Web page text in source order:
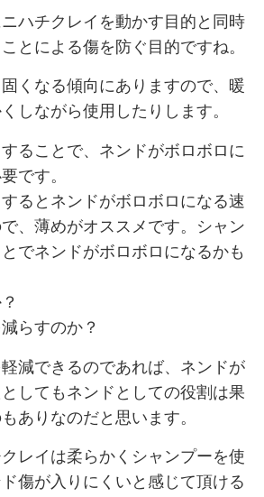
ハチクレイを動かす目的と同時
とによる傷を防ぐ目的ですね。
くなる傾向にありますので、暖
しながら使用したりします。
ることで、ネンドがボロボロに
です。
るとネンドがボロボロになる速
、薄めがオススメです。シャン
でネンドがボロボロになるかも
らすのか？
減できるのであれば、ネンドが
してもネンドとしての役割は果
ありなのだと思います。
レイは柔らかくシャンプーを使
傷が入りにくいと感じて頂ける